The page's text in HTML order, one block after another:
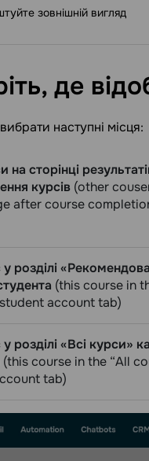
зовнішній вигляд
де
наступні місця:
на сторінці
курсів (other
after course
розділі
(this course in
account tab)
розділі «Всі курси»
(this course in the “All
tab)